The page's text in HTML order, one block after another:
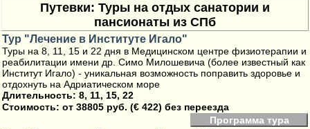
Путевки: Туры на отдых санатории и
пансионаты из СПб
Тур "Лечение в Институте Игало"
Туры на 8, 11, 15 и 22 дня в Медицинском центре физиотерапии и
реабилитации имени др. Симо Милошевича (более известный как
Институт Игало) - уникальная возможность поправить здоровье и
отдохнуть на Адриатическом море
Длительность: 8, 11, 15, 22
Стоимость: от 38805 руб. (€ 422) без переезда
Программа тура